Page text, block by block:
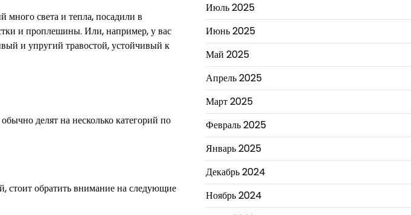
много света и тепла, посадили в
и проплешины. Или, например, у вас
и упругий травостой, устойчивый к
делят на несколько категорий по
стоит обратить внимание на следующие
Июль 2025
Июнь 2025
Май 2025
Апрель 2025
Март 2025
Февраль 2025
Январь 2025
Декабрь 2024
Ноябрь 2024